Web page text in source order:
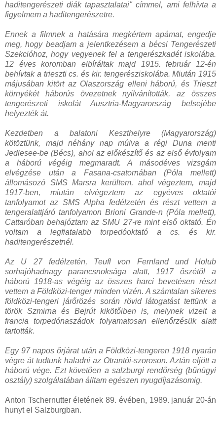
haditengerészeti diák tapasztalatai" címmel, ami felhívta a
figyelmem a haditengerészetre.
Ennek a filmnek a hatására megkértem apámat, engedje
meg, hogy beadjam a jelentkezésem a bécsi Tengerészeti
Szekcióhoz, hogy vegyenek fel a tengerészkadét iskolába.
12 éves koromban elbíráltak majd 1915. február 12-én
behívtak a trieszti cs. és kir. tengerésziskolába. Miután 1915
májusában kitört az Olaszország elleni háború, és Trieszt
környékét háborús övezetnek nyilvánították, az összes
tengerészeti iskolát Ausztria-Magyarország belsejébe
helyezték át.
Kezdetben a balatoni Keszthelyre (Magyarország)
kötöztünk, majd néhány nap múlva a régi Duna menti
Jedlesee-be (Bécs), ahol az előkészítő és az első évfolyam
a háború végéig megmaradt. A másodéves vizsgám
elvégzése után a Fasana-csatornában (Póla mellett)
állomásozó SMS Marsra kerültem, ahol végeztem, majd
1917-ben, miután elvégeztem az egyéves oktatói
tanfolyamot az SMS Alpha fedélzetén és részt vettem a
tengeralattjáró tanfolyamon Brioni Grande-n (Póla mellett),
Cattaróban behajóztam az SMU 27-re mint első oktató. Én
voltam a legfiatalabb torpedóoktató a cs. és kir.
haditengerészetnél.
Az U 27 fedélzetén, Teufl von Fernland und Holub
sorhajóhadnagy parancsnoksága alatt, 1917 őszétől a
háború 1918-as végéig az összes harci bevetésen részt
vettem a Földközi-tenger minden vizén. A számtalan sikeres
földközi-tengeri járőrözés során rövid látogatást tettünk a
török Szmirna és Bejrút kikötőiben is, melynek vizeit a
francia torpedónaszádok folyamatosan ellenőrzésük alatt
tartották.
Egy 97 napos őrjárat után a Földközi-tengeren 1918 nyarán
végre át tudtunk haladni az Otrantói-szoroson. Aztán eljött a
háború vége. Ezt követően a salzburgi rendőrség (bűnügyi
osztály) szolgálatában álltam egészen nyugdíjazásomig.
Anton Tschernutter életének 89. évében, 1989. január 20-án
hunyt el Salzburgban.